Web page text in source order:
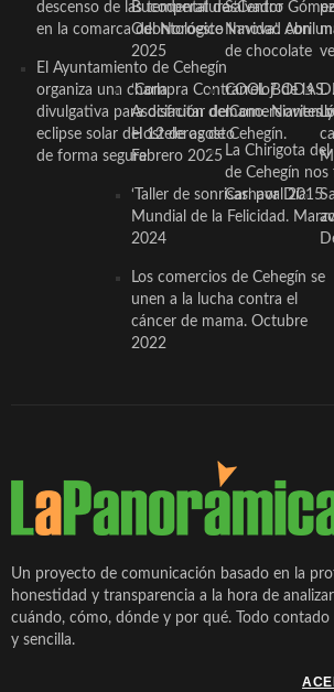
descenso de las temperaturas
en la comarca del Noroeste
El Ayuntamiento de Cehegín
organiza una charla
divulgativa para disfrutar del
eclipse solar del 12 de agosto
de forma segura
Bucodental de ‘Centro
Odontológico Innova’. Abril
2025
‘Compra Contrarreloj’ de la
Asociación de Comerciantes y
Hosteleros de Cehegín.
Febrero 2025
‘Taller de sonrisas’ por Día
Mundial de la Felicidad.
2024
Los comercios de Cehegín se
unen a la lucha contra el
cáncer de mama. Octubre
2022
Salvador
Navidad con
de chocolate
COOL BODAS.
mano.
La Chirigota
de Cehegín nos
Carnaval 2015
Un proyecto de comunicación basado en la
honestidad y transparencia a la hora de
cuándo, cómo, dónde y por qué. Todo
y sencilla.